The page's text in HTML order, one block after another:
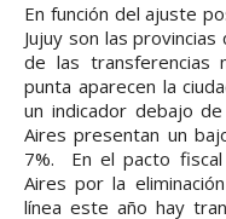
En función del ajuste
Jujuy son las
de las transferencias
punta aparecen la
un indicador debajo
Aires presentan un
7%. En el pacto fiscal
Aires por la
línea este año hay